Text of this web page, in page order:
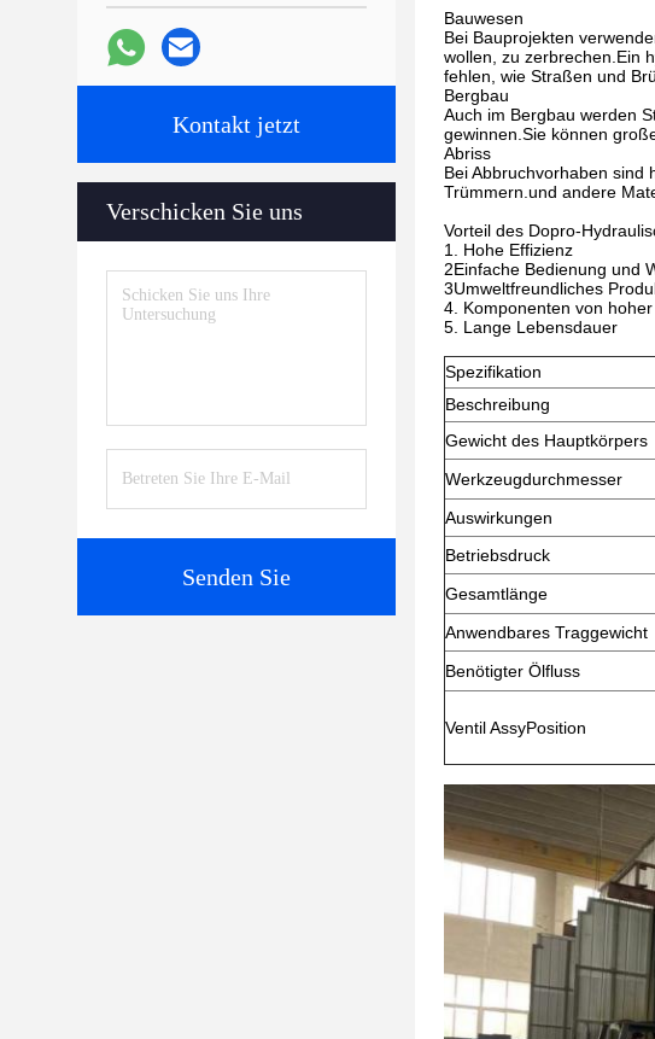
Kontakt jetzt
Verschicken Sie uns
Senden Sie
Bauwesen
Bei Bauprojekten
wollen, zu zerbrechen.Ein
fehlen, wie Straßen und
Bergbau
Auch im Bergbau werden
gewinnen.Sie können
Abriss
Bei Abbruchvorhaben sind
Trümmern.und andere
Vorteil des Dopro-
1. Hohe Effizienz
2Einfache Bedienung und
3Umweltfreundliches
4. Komponenten von
5. Lange Lebensdauer
Spezifikation
Beschreibung
Gewicht des Hauptkörpers
Werkzeugdurchmesser
Auswirkungen
Betriebsdruck
Gesamtlänge
Anwendbares Traggewicht
Benötigter Ölfluss
Ventil AssyPosition